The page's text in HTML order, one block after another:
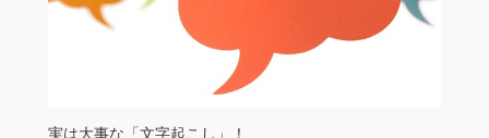
実は大事な「文字起こし」！